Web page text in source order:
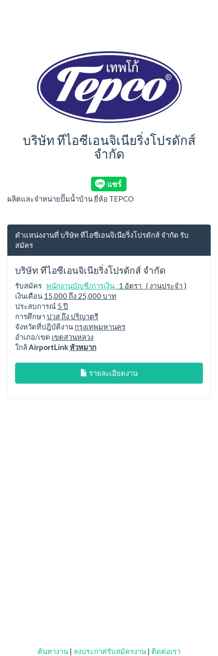
บริษัท ทีไอซีเอนจิเนียริ่งโปรดักส์
จำกัด
ผลิตและจำหน่ายปั๊มน้ำบ้าน ยี่ห้อ TEPCO
ตำแหน่งงานที่ บริษัท ทีไอซีเอนจิเนียริ่งโปรดักส์ จำกัด รับ
สมัคร
บริษัท ทีไอซีเอนจิเนียริ่งโปรดักส์ จำกัด
รับสมัคร พนักงานบัญชี/การเงิน 1 อัตรา ( งานประจำ )
เงินเดือน 15,000 ถึง 25,000 บาท
ประสบการณ์ 5 ปี
การศึกษา ปวส ถึง ปริญาตรี
จังหวัดที่ปฎิบัติงาน กรุงเทพมหานคร
อำเภอ/เขต เขตสวนหลวง
ใกล้AirportLinkหัวหมาก
รายละเอียดงาน
ค้นหางาน | ลงประกาศรับสมัครงาน | ติดต่อเรา